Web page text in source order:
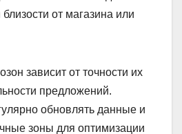
от магазина или
зависит от точности их
предложений.
обновлять данные и
зоны для оптимизации